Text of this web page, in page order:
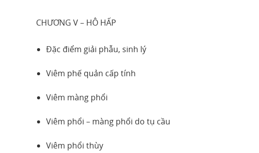
CHƯƠNG V – HÔ HẤP
Đặc điểm giải phẫu, sinh lý
Viêm phế quản cấp tính
Viêm màng phổi
Viêm phổi – màng phổi do tụ cầu
Viêm phổi thùy